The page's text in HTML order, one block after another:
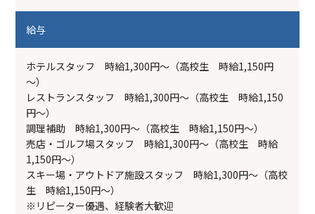
給与
ホテルスタッフ 時給1,300円～（高校生 時給1,150円
～）
レストランスタッフ 時給1,300円～（高校生 時給1,150
円～）
調理補助 時給1,300円～（高校生 時給1,150円～）
売店・ゴルフ場スタッフ 時給1,300円～（高校生 時給
1,150円～）
スキー場・アウトドア施設スタッフ 時給1,300円～（高校
生 時給1,150円～）
※リピーター優遇、経験者大歓迎